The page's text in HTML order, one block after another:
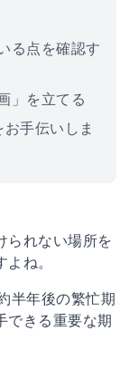
る点を確認す
」を立てる
手伝いしま
られない場所を
ね。
半年後の繁忙期
できる重要な期